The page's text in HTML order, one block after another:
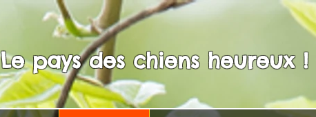
Le pays des chiens heureux !